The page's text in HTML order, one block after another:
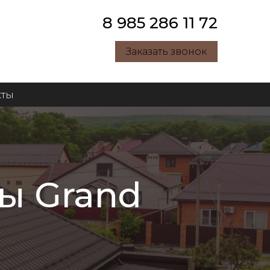
8 985 286 11 72
Заказать звонок
Grand